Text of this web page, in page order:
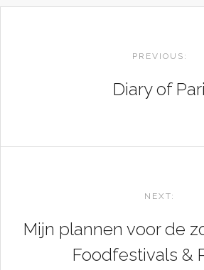
NAVIGATION
PREVIOUS:
Diary of
NEXT:
Mijn plannen voor de
Foodfestivals &